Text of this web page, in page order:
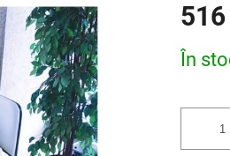
516
Evaluare
preţ:
În